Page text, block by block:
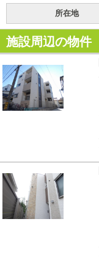
所在地
施設周辺の物件